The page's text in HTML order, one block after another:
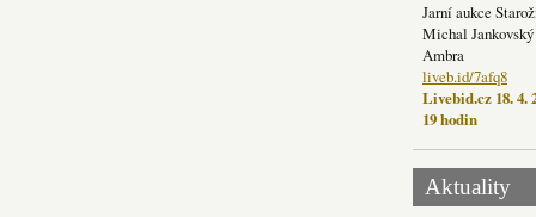
Jarní aukce
Michal
Ambra
liveb.id/7afq8
Livebid.cz 18. 4.
19 hodin
Aktuality